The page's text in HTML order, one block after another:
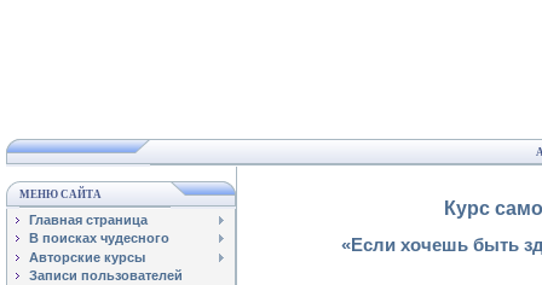
МЕНЮ САЙТА
Главная страница
В поисках чудесного
Авторские курсы
Записи пользователей
Курс
«Если хочешь быть